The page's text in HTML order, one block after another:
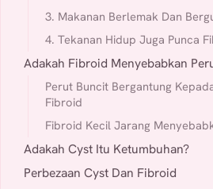
3. Makanan Berlemak Dan
4. Tekanan Hidup Juga Punca
Adakah Fibroid Menyebabkan
Perut Buncit Bergantung
Fibroid
Fibroid Kecil Jarang
Adakah Cyst Itu Ketumbuhan?
Perbezaan Cyst Dan Fibroid